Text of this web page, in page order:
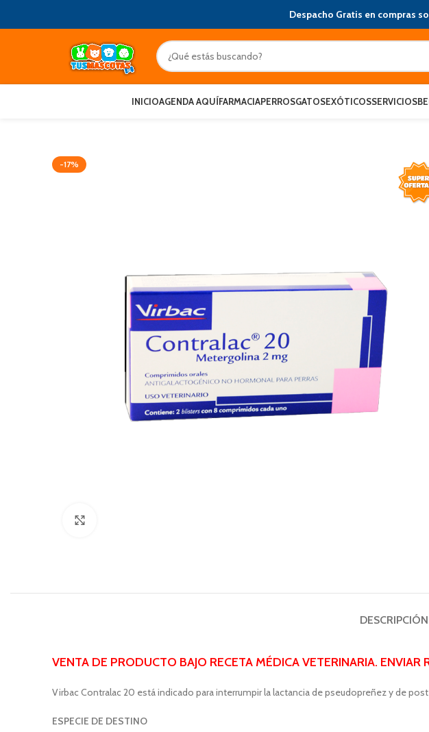
Despacho Gratis en compras
INICIOAGENDA AQUÍFARMACIAPERROSGATOSEXÓTICOSSERVICIOS
-17%
DESCRIPCIÓN
VENTA DE PRODUCTO BAJO RECETA MÉDICA VETERINARIA. ENVIAR
Virbac Contralac 20 está indicado para interrumpir la lactancia de pseudopreñez y de
ESPECIE DE DESTINO